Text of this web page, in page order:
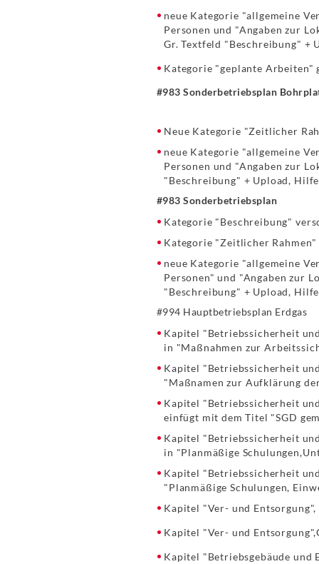
neue Kategorie "allgemeine
Personen und "Angaben zur
Gr. Textfeld "Beschreibung" +
Kategorie "geplante Arbeiten"
#983 Sonderbetriebsplan
Neue Kategorie "Zeitlicher
neue Kategorie "allgemeine
Personen und "Angaben zur
"Beschreibung" + Upload,
#983 Sonderbetriebsplan
Kategorie "Beschreibung"
Kategorie "Zeitlicher
neue Kategorie "allgemeine
Personen" und "Angaben zur
"Beschreibung" + Upload,
#994 Hauptbetriebsplan Erdgas
Kapitel "Betriebssicherheit
in "Maßnahmen zur
Kapitel "Betriebssicherheit
"Maßnamen zur Aufklärung
Kapitel "Betriebssicherheit
einfügt mit dem Titel "SGD
Kapitel "Betriebssicherheit
in "Planmäßige
Kapitel "Betriebssicherheit
"Planmäßige Schulungen,
Kapitel "Ver- und
Kapitel "Ver- und
Kapitel "Betriebsgebäude und